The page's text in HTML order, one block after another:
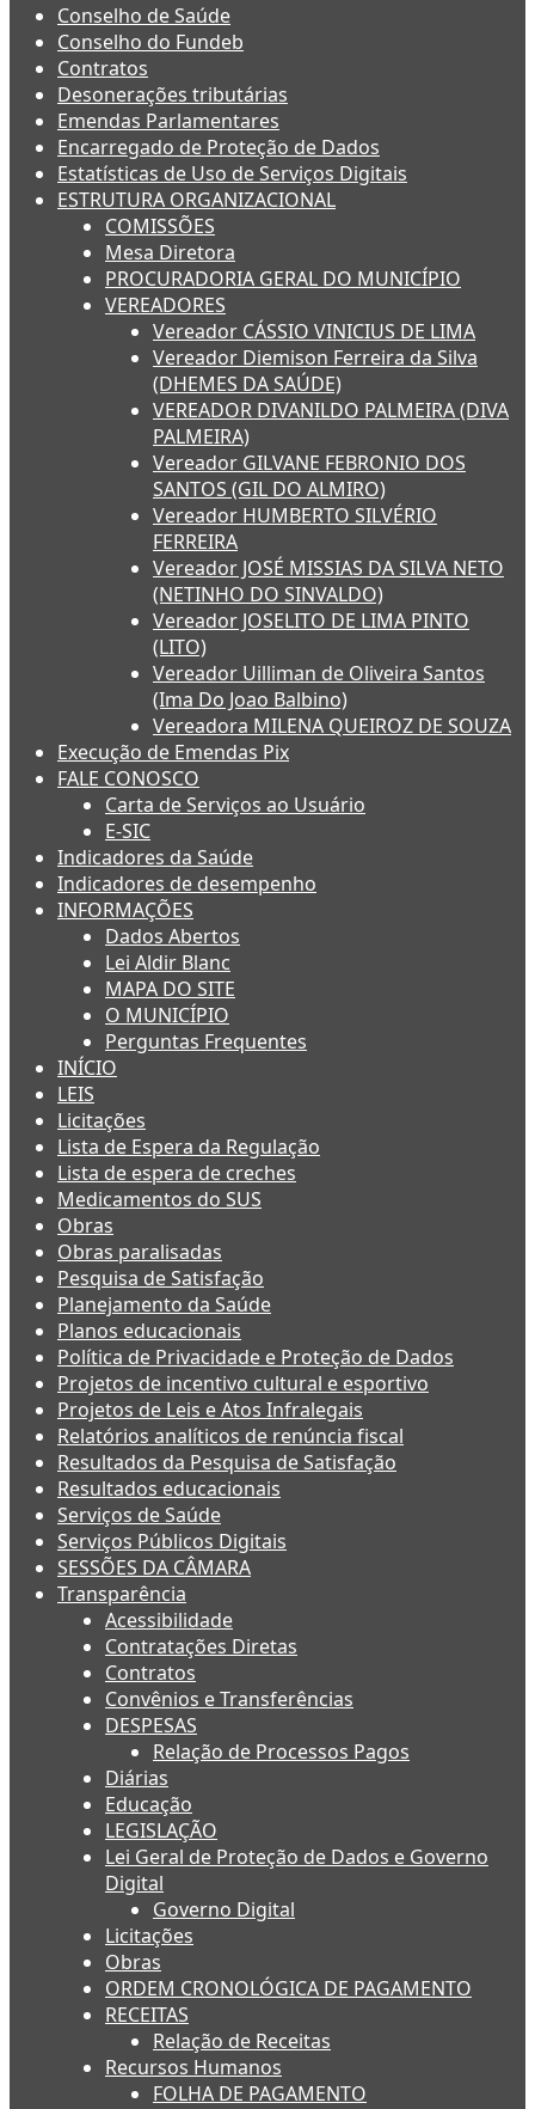
Conselho de Saúde
Conselho do Fundeb
Contratos
Desonerações tributárias
Emendas Parlamentares
Encarregado de Proteção de Dados
Estatísticas de Uso de Serviços Digitais
ESTRUTURA ORGANIZACIONAL
COMISSÕES
Mesa Diretora
PROCURADORIA GERAL DO MUNICÍPIO
VEREADORES
Vereador CÁSSIO VINICIUS DE LIMA
Vereador Diemison Ferreira da Silva
(DHEMES DA SAÚDE)
VEREADOR DIVANILDO PALMEIRA (DIVA
PALMEIRA)
Vereador GILVANE FEBRONIO DOS
SANTOS (GIL DO ALMIRO)
Vereador HUMBERTO SILVÉRIO
FERREIRA
Vereador JOSÉ MISSIAS DA SILVA NETO
(NETINHO DO SINVALDO)
Vereador JOSELITO DE LIMA PINTO
(LITO)
Vereador Uilliman de Oliveira Santos
(Ima Do Joao Balbino)
Vereadora MILENA QUEIROZ DE SOUZA
Execução de Emendas Pix
FALE CONOSCO
Carta de Serviços ao Usuário
E-SIC
Indicadores da Saúde
Indicadores de desempenho
INFORMAÇÕES
Dados Abertos
Lei Aldir Blanc
MAPA DO SITE
O MUNICÍPIO
Perguntas Frequentes
INÍCIO
LEIS
Licitações
Lista de Espera da Regulação
Lista de espera de creches
Medicamentos do SUS
Obras
Obras paralisadas
Pesquisa de Satisfação
Planejamento da Saúde
Planos educacionais
Política de Privacidade e Proteção de Dados
Projetos de incentivo cultural e esportivo
Projetos de Leis e Atos Infralegais
Relatórios analíticos de renúncia fiscal
Resultados da Pesquisa de Satisfação
Resultados educacionais
Serviços de Saúde
Serviços Públicos Digitais
SESSÕES DA CÂMARA
Transparência
Acessibilidade
Contratações Diretas
Contratos
Convênios e Transferências
DESPESAS
Relação de Processos Pagos
Diárias
Educação
LEGISLAÇÃO
Lei Geral de Proteção de Dados e Governo
Digital
Governo Digital
Licitações
Obras
ORDEM CRONOLÓGICA DE PAGAMENTO
RECEITAS
Relação de Receitas
Recursos Humanos
FOLHA DE PAGAMENTO